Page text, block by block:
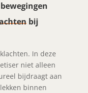
bij
In deze
niet alleen
bijdraagt aan
binnen